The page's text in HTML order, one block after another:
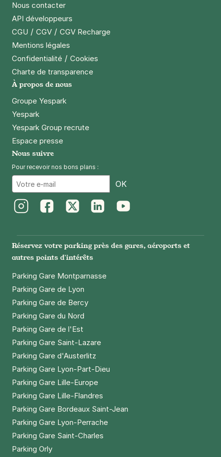
3 €/heure,30 €/jour,
1,50 €
/heure
+ Abonnements disponibles
Lille - Gare de Lille Flandres -
22 rue Tournai à Lille (Puis passage de la
Demi-Lune)
59800
3 €/heure, 29 €/jour,111 €/semaine
Réserver
Lille - Port de Lille - Faculté de
Médecine
59 rue Philippe-Laurent Roland
59800
Réserver
+ Abonnements disponibles
Nous contacter
API développeurs
CGU / CGV / CGV Recharge
Mentions légales
Confidentialité / Cookies
Charte de transparence
À propos de nous
Groupe Yespark
Yespark
Yespark Group recrute
Espace presse
Nous suivre
Pour recevoir nos bons plans :
OK
Réservez votre parking près des gares, aéroports et
autres points d'intérêts
Parking Gare Montparnasse
Parking Gare de Lyon
Parking Gare de Bercy
Parking Gare du Nord
Parking Gare de l'Est
Parking Gare Saint-Lazare
Parking Gare d'Austerlitz
Parking Gare Lyon-Part-Dieu
Parking Gare Lille-Europe
Parking Gare Lille-Flandres
Parking Gare Bordeaux Saint-Jean
Parking Gare Lyon-Perrache
Parking Gare Saint-Charles
Parking Orly